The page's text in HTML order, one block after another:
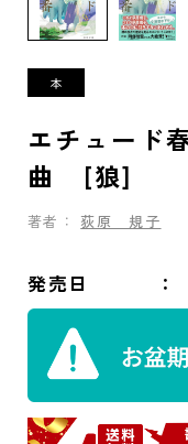
エチュード
曲 [狼]
著者： 荻原 規子
発売日